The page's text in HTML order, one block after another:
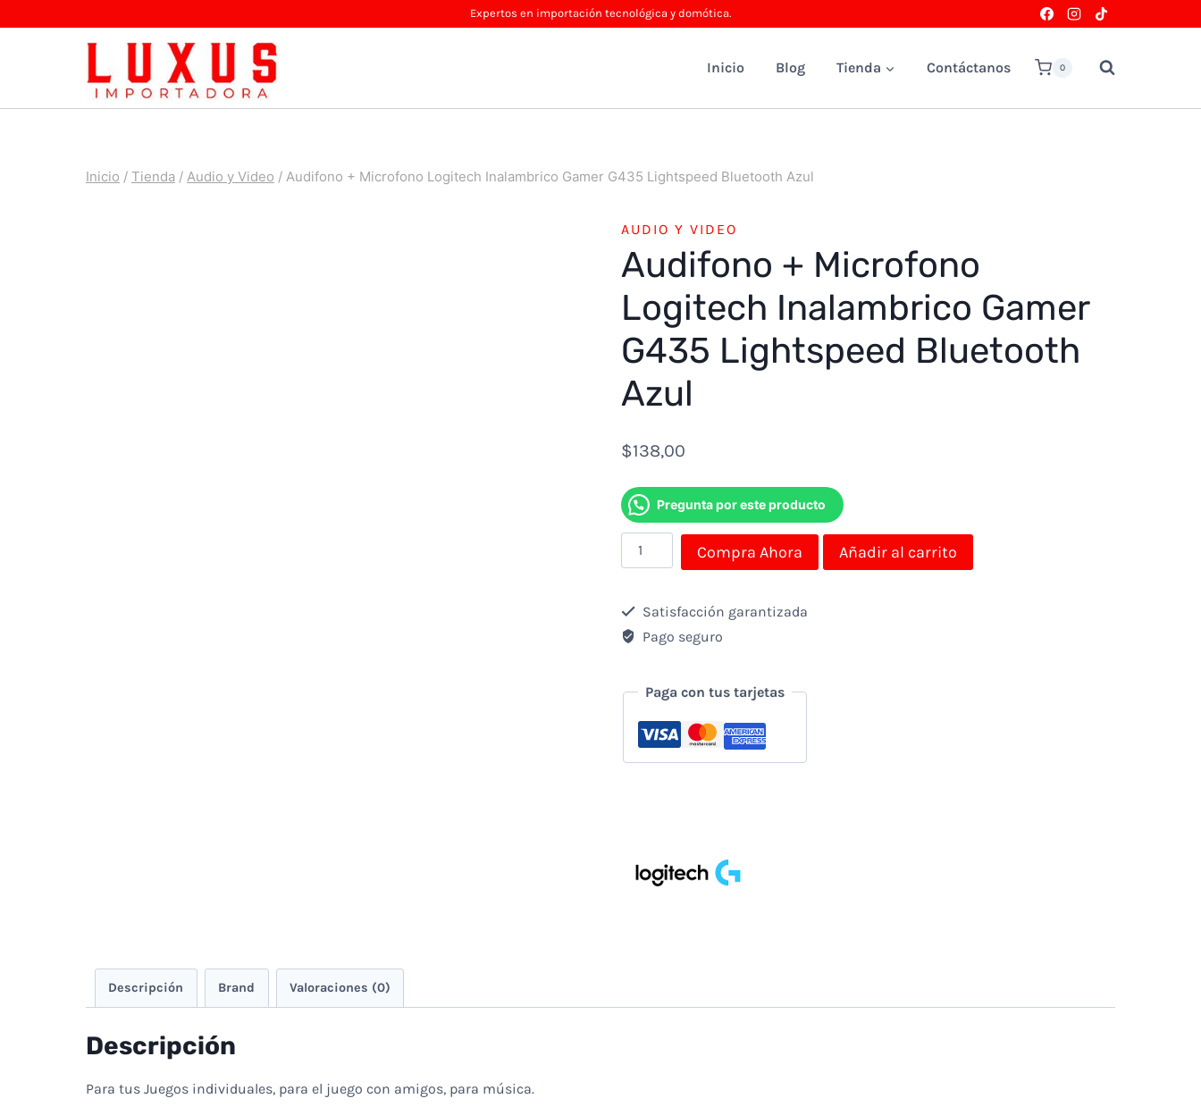
Expertos en importación tecnológica y domótica.
Inicio Blog Tienda Contáctanos 0
Inicio / Tienda / Audio y Video / Audifono + Microfono Logitech Inalambrico Gamer G435 Lightspeed Bluetooth Azul
AUDIO Y VIDEO
Audifono + Microfono
Logitech Inalambrico Gamer
G435 Lightspeed Bluetooth
Azul
$138,00
Pregunta por este producto
Audifono
+
Microfono
Logitech
Gamer
Lightspeed
Compra Ahora Añadir al carrito
Satisfacción garantizada
Pago seguro
Paga con tus tarjetas
Descripción Brand Valoraciones (0)
Descripción
Para tus Juegos individuales, para el juego con amigos, para música.